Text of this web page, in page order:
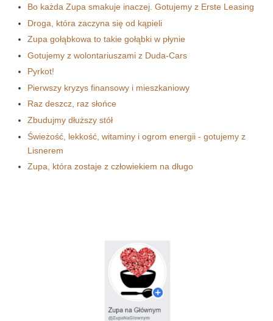
Bo każda Zupa smakuje inaczej. Gotujemy z Erste Leasing
Droga, która zaczyna się od kąpieli
Zupa gołąbkowa to takie gołąbki w płynie
Gotujemy z wolontariuszami z Duda-Cars
Pyrkot!
Pierwszy kryzys finansowy i mieszkaniowy
Raz deszcz, raz słońce
Zbudujmy dłuższy stół
Świeżość, lekkość, witaminy i ogrom energii - gotujemy z
Lisnerem
Zupa, która zostaje z człowiekiem na długo